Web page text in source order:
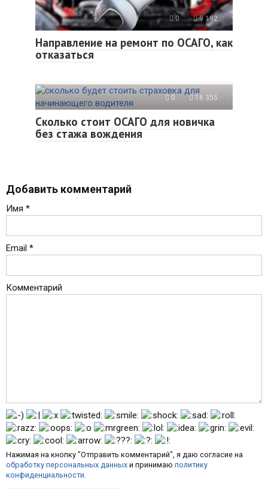
0 9 192
Направление на ремонт по ОСАГО, как
отказаться
0 16 355
Сколько стоит ОСАГО для новичка
без стажа вождения
Добавить комментарий
Имя *
Email *
Комментарий
Нажимая на кнопку "Отправить комментарий", я даю согласие на
обработку персональных данных и принимаю политику
конфиденциальности